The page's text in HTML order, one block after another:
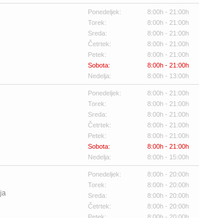
Ponedeljek:
8:00h - 21:00h
Torek:
8:00h - 21:00h
Sreda:
8:00h - 21:00h
Četrtek:
8:00h - 21:00h
Petek:
8:00h - 21:00h
Sobota:
8:00h - 21:00h
Nedelja:
8:00h - 13:00h
Ponedeljek:
8:00h - 21:00h
Torek:
8:00h - 21:00h
Sreda:
8:00h - 21:00h
Četrtek:
8:00h - 21:00h
Petek:
8:00h - 21:00h
Sobota:
8:00h - 21:00h
Nedelja:
8:00h - 15:00h
Ponedeljek:
8:00h - 20:00h
Torek:
8:00h - 20:00h
Sreda:
8:00h - 20:00h
Četrtek:
8:00h - 20:00h